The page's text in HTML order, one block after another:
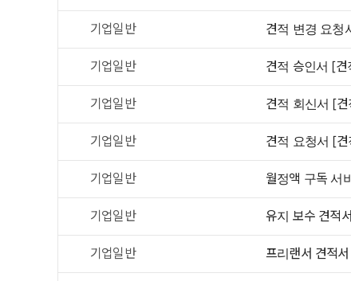
기업일반 견적 변경 요청
기업일반 견적 승인서 [
기업일반 견적 회신서 [
기업일반 견적 요청서 [
기업일반 월정액 구독 서
기업일반 유지 보수 견적
기업일반 프리랜서 견적